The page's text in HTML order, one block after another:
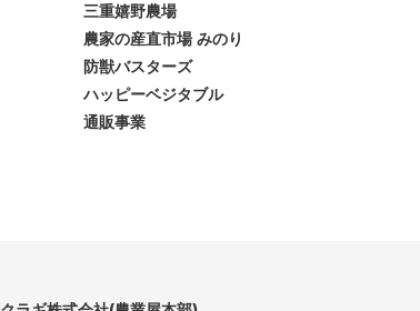
三重嬉野農場
農家の産直市場 みのり
防獣バスターズ
ハッピーベジタブル
通販事業